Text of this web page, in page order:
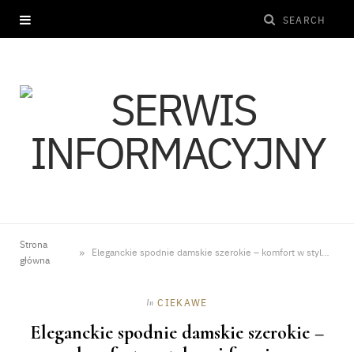
Strona
główna
»
In CIEKAWE
Eleganckie spodnie damskie szerokie –